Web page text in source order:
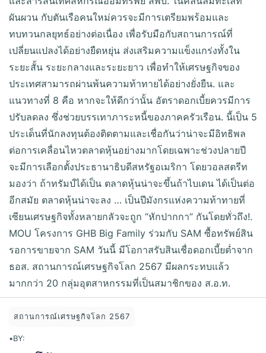
ผันผวน กับตันเรือคนใหม่ควรจะมีการเตรียมพร้อมและ
ทบทวนกลยุทธ์อย่างต่อเนื่อง เพื่อรับมือกับสถานการณ์ที่
เปลี่ยนแปลงได้อย่างยืดหยุ่น ส่งเสริมความแข็งแกร่งทั้งใน
ระยะสั้น ระยะกลางและระยะยาว เพื่อทำให้เศรษฐกิจของ
ประเทศสามารถผ่านพ้นความท้าทายได้อย่างยั่งยืน. และ
แนวทางที่ 8 คือ หากจะให้ดีกว่านั้น อัตราดอกเบี้ยควรมีการ
ปรับลดลง ซึ่งช่วยบรรเทาภาระหนี้ของภาคครัวเรือน. นี้เป็น 5
ประเด็นที่นักลงทุนต้องติดตามและเชื่อกันว่าน่าจะมีอิทธิพล
ต่อการเคลื่อนไหวตลาดหุ้นอย่างมากโดยเฉพาะช่วงปลายปี
จะมีการเลือกตั้งประธานาธิบดีสหรัฐอเมริกา โดยวอลสตรีท
มองว่า ถ้าทรัมป์ได้เป็น ตลาดหุ้นน่าจะขึ้นถ้าไบเดน ได้เป็นต่อ
อีกสมัย ตลาดหุ้นน่าจะลง … เป็นปีมังกรแห่งความท้าทายที่
เซียนเศรษฐกิจทั้งหลายกลัวจะถูก “หักปากกา” กันโดยทั่วถึง!.
MOU โครงการ GHB Big Family ร่วมกับ SAM ซื้อทรัพย์สิน
รอการขายจาก SAM วันนี้ มีโอกาสรับสินเชื่อดอกเบี้ยต่ำจาก
ธอส. สถานการณ์เศรษฐกิจโลก 2567 มีผลกระทบแล้ว
มากกว่า 20 กลุ่มอุตสาหกรรมที่เป็นสมาชิกของ ส.อ.ท.
สถานการณ์เศรษฐกิจโลก 2567
•BY: